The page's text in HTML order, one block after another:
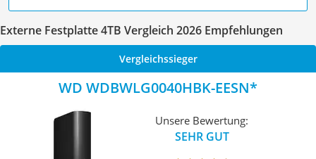
Externe Festplatte 4TB Vergleich 2026 Empfehlungen
Vergleichssieger
WD WDBWLG0040HBK-EESN
Unsere Bewertung:
SEHR GUT